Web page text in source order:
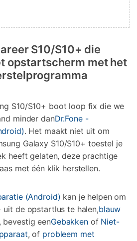
S10/S10+ die
opstartscherm met het
S10/S10+ boot loop fix die we
minder danDr.Fone -
. Het maakt niet uit om
Galaxy S10/S10+ toestel je
heeft gelaten, deze prachtige
met één klik herstellen.
(Android) kan je helpen om
uit de opstartlus te halen,blauw
, bevestig eenGebakken of Niet-
, of probleem met